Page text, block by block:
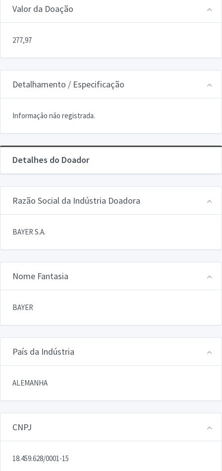
Valor da Doação
277,97
Detalhamento / Especificação
Informação não registrada.
Detalhes do Doador
Razão Social da Indústria Doadora
BAYER S.A.
Nome Fantasia
BAYER
País da Indústria
ALEMANHA
CNPJ
18.459.628/0001-15